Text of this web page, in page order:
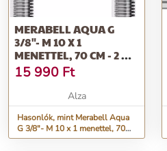
MERABELL AQUA G
3/8"- M 10 X 1
MENETTEL, 70 CM - 2 DB
+ PERLÁTOR
15 990 Ft
Alza
Hasonlók, mint Merabell Aqua
G 3/8"- M 10 x 1 menettel, 70
cm - 2 db + perlátor